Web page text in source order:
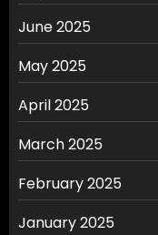
June 2025
May 2025
April 2025
March 2025
February 2025
January 2025